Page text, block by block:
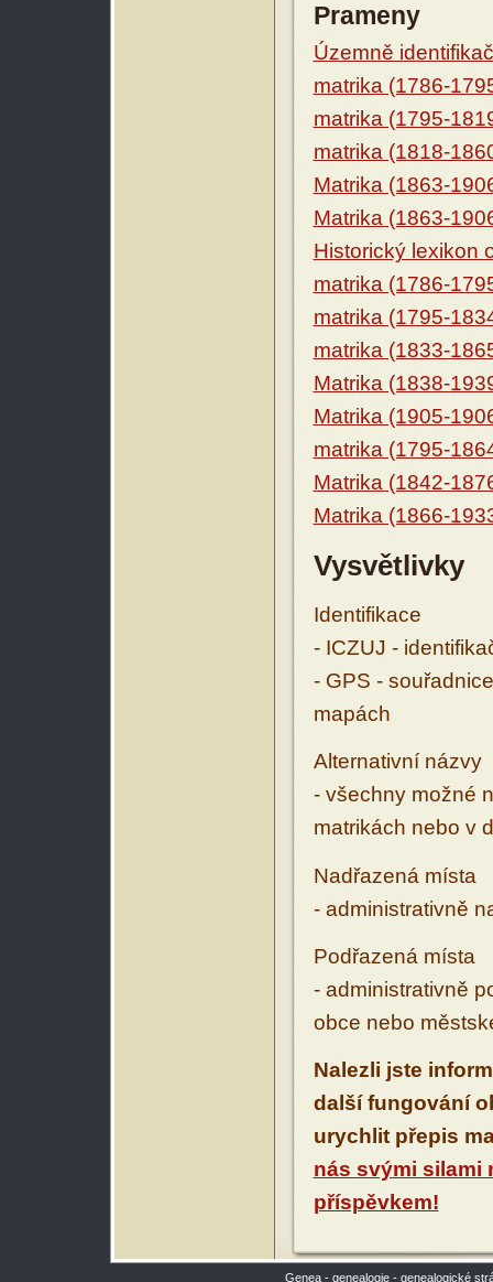
Prameny
Územně
matrika (1786-
matrika (1795-
matrika (1818-
Matrika (1863-
Matrika (1863-
Historický lexikon
matrika (1786-
matrika (1795-
matrika (1833-
Matrika (1838-
Matrika (1905-
matrika (1795-
Matrika (1842-
Matrika (1866-
Vysvětlivky
Identifikace
- ICZUJ -
- GPS -
mapách
Alternativní názvy
- všechny možné
matrikách nebo v
Nadřazená místa
- administrativně
Podřazená místa
- administrativně
obce nebo
Nalezli jste
další fungování
urychlit přepis
nás svými silami
příspěvkem!
Genea - genealogie - genealogické